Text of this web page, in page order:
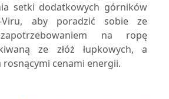
setki dodatkowych górników
aby poradzić sobie ze
na ropę
ze złóż łupkowych, a
cenami energii.